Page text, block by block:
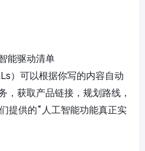
能驱动清单
）可以根据你写的内容自动
，获取产品链接，规划路线，
提供的“人工智能功能真正实